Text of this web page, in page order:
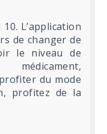
L’application
de changer de
le niveau de
du mode
profitez de la